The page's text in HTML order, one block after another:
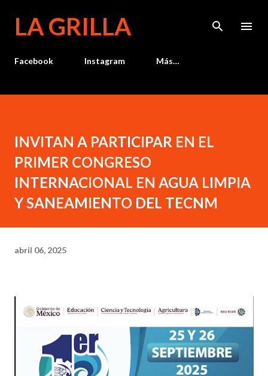
LA GRILLA
Facebook Instagram Más…
INVITAN A PARTICIPAR EN EL
PRIMER CONGRESO
INTERNACIONAL EN AGUA LIMPIA
Y SANEAMIENTO DEL TECNM
abril 06, 2025